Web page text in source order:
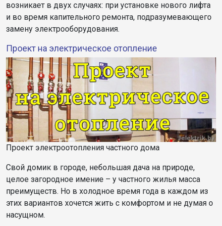
возникает в двух случаях: при установке нового лифта
и во время капительного ремонта, подразумевающего
замену электрооборудования.
Проект на электрическое отопление
Проект электроотопления частного дома
Свой домик в городе, небольшая дача на природе,
целое загородное имение – у частного жилья масса
преимуществ. Но в холодное время года в каждом из
этих вариантов хочется жить с комфортом и не думая о
насущном.